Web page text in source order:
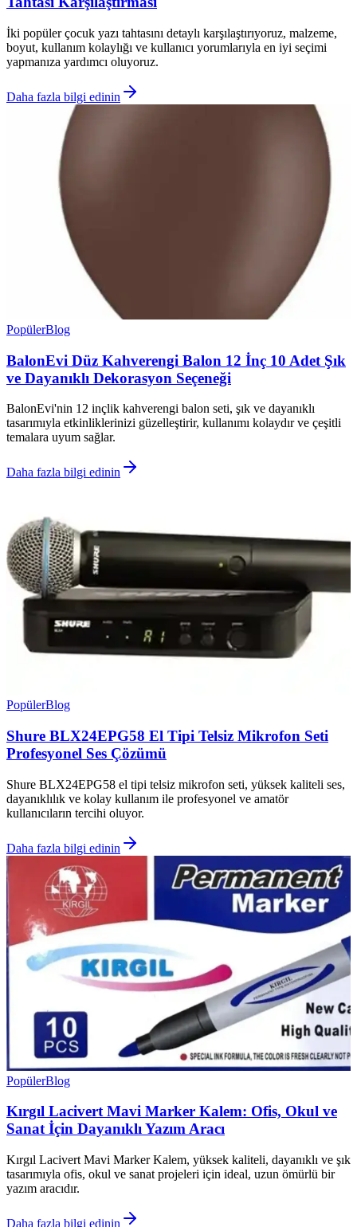
İki popüler çocuk yazı tahtasını detaylı karşılaştırıyoruz, malzeme,
boyut, kullanım kolaylığı ve kullanıcı yorumlarıyla en iyi seçimi
yapmanıza yardımcı oluyoruz.
Daha fazla bilgi edinin
PopülerBlog
BalonEvi Düz Kahverengi Balon 12 İnç 10 Adet Şık
ve Dayanıklı Dekorasyon Seçeneği
BalonEvi'nin 12 inçlik kahverengi balon seti, şık ve dayanıklı
tasarımıyla etkinliklerinizi güzelleştirir, kullanımı kolaydır ve çeşitli
temalara uyum sağlar.
Daha fazla bilgi edinin
PopülerBlog
Shure BLX24EPG58 El Tipi Telsiz Mikrofon Seti
Profesyonel Ses Çözümü
Shure BLX24EPG58 el tipi telsiz mikrofon seti, yüksek kaliteli ses,
dayanıklılık ve kolay kullanım ile profesyonel ve amatör
kullanıcıların tercihi oluyor.
Daha fazla bilgi edinin
PopülerBlog
Kırgıl Lacivert Mavi Marker Kalem: Ofis, Okul ve
Sanat İçin Dayanıklı Yazım Aracı
Kırgıl Lacivert Mavi Marker Kalem, yüksek kaliteli, dayanıklı ve şık
tasarımıyla ofis, okul ve sanat projeleri için ideal, uzun ömürlü bir
yazım aracıdır.
Daha fazla bilgi edinin